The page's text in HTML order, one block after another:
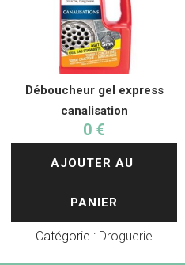
Déboucheur gel express
canalisation
0 €
AJOUTER AU
PANIER
Catégorie : Droguerie